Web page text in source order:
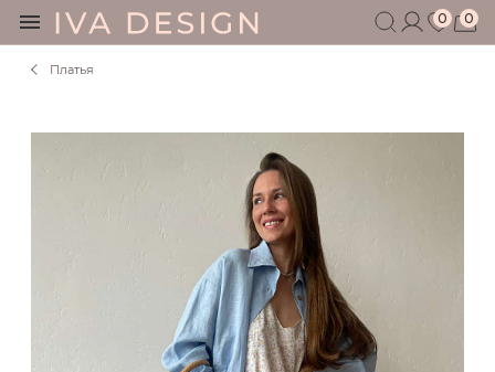
0 0
АКСЕССУАРЫ
АКЦИИ
ШОУРУМ
Платья